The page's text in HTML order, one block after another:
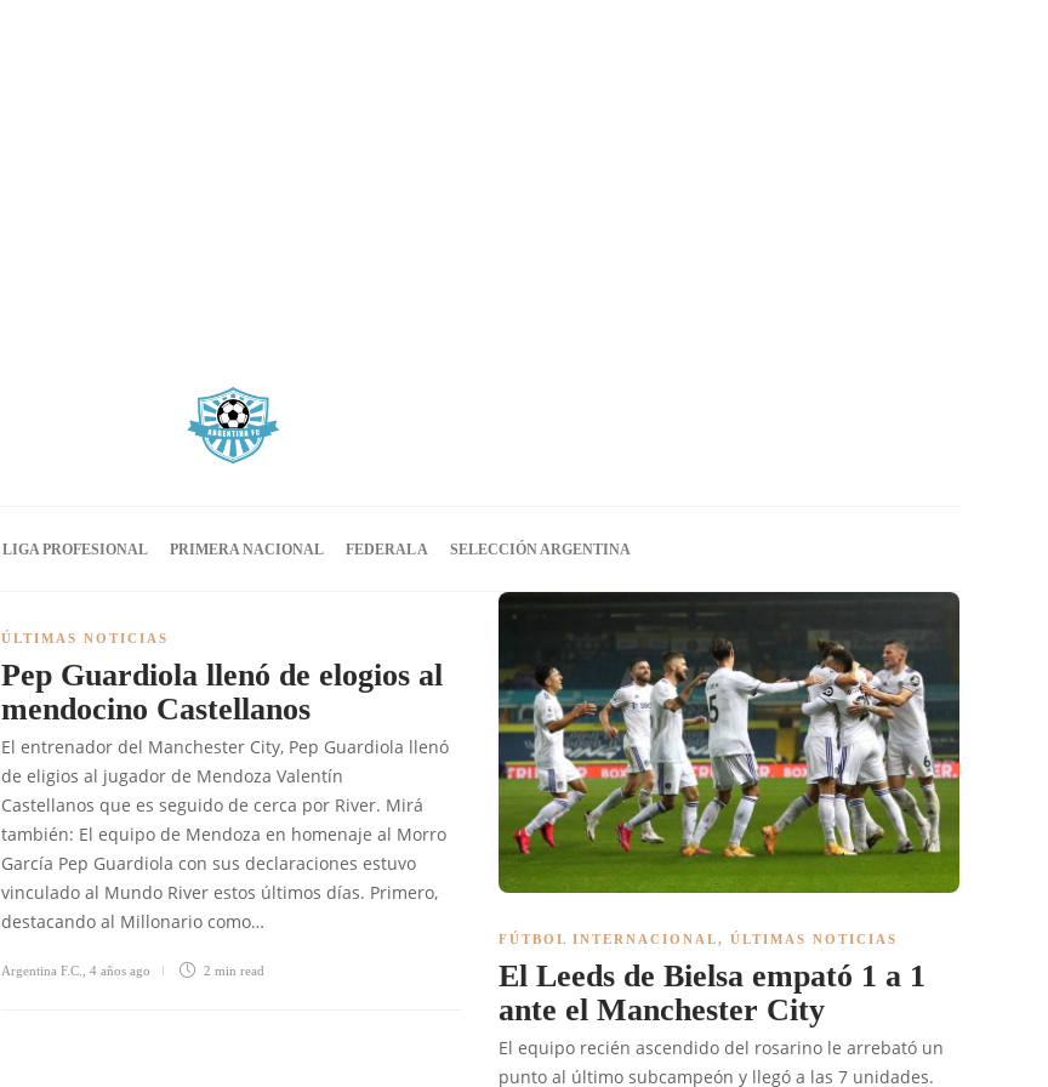
LIGA PROFESIONAL PRIMERA NACIONAL FEDERAL A SELECCIÓN ARGENTINA
ÚLTIMAS NOTICIAS
Pep Guardiola llenó de elogios al
mendocino Castellanos
El entrenador del Manchester City, Pep Guardiola llenó
de eligios al jugador de Mendoza Valentín
Castellanos que es seguido de cerca por River. Mirá
también: El equipo de Mendoza en homenaje al Morro
García Pep Guardiola con sus declaraciones estuvo
vinculado al Mundo River estos últimos días. Primero,
destacando al Millonario como…
Argentina F.C. 4 años ago 2 min read
FÚTBOL INTERNACIONAL, ÚLTIMAS NOTICIAS
El Leeds de Bielsa empató 1 a 1
ante el Manchester City
El equipo recién ascendido del rosarino le arrebató un
punto al último subcampeón y llegó a las 7 unidades.